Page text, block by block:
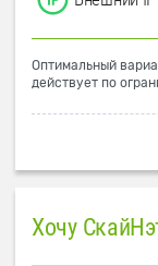
Оптимальный
действует по
Хочу